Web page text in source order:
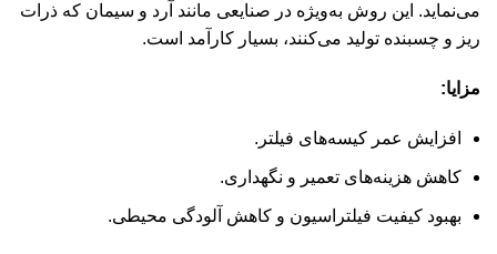
می‌نماید. این روش به‌ویژه در صنایعی مانند آرد و سیمان که ذرات
ریز و چسبنده تولید می‌کنند، بسیار کارآمد است.
مزایا:
افزایش عمر کیسه‌های فیلتر.
کاهش هزینه‌های تعمیر و نگهداری.
بهبود کیفیت فیلتراسیون و کاهش آلودگی محیطی.